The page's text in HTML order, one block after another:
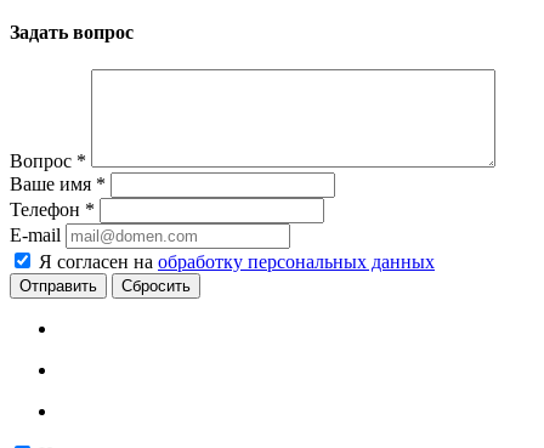
Задать вопрос
Вопрос *
Ваше имя *
Телефон *
E-mail
Я согласен на обработку персональных данных
Сбросить